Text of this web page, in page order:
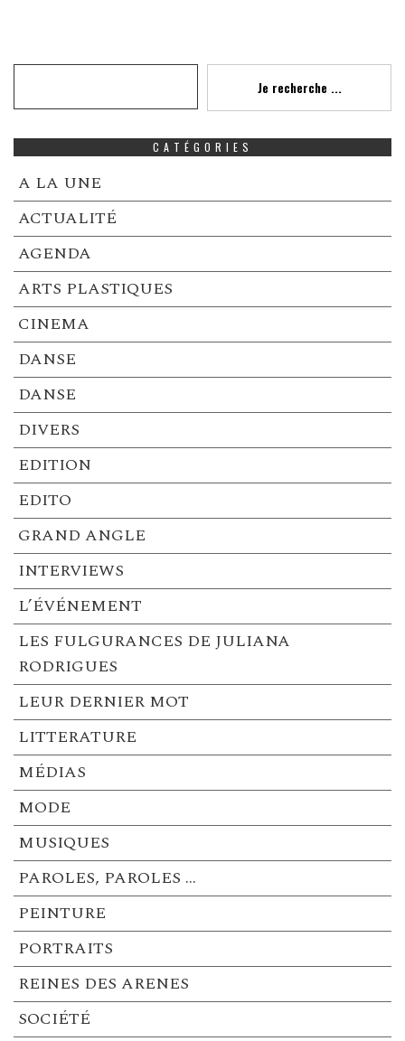
Je recherche ...
CATÉGORIES
A LA UNE
ACTUALITÉ
AGENDA
ARTS PLASTIQUES
CINEMA
DANSE
DANSE
DIVERS
EDITION
EDITO
GRAND ANGLE
INTERVIEWS
L’ÉVÉNEMENT
LES FULGURANCES DE JULIANA
RODRIGUES
LEUR DERNIER MOT
LITTERATURE
MÉDIAS
MODE
MUSIQUES
PAROLES, PAROLES …
PEINTURE
PORTRAITS
REINES DES ARENES
SOCIÉTÉ